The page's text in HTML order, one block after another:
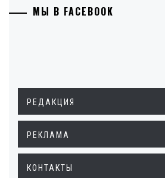
МЫ В FACEBOOK
РЕДАКЦИЯ
РЕКЛАМА
КОНТАКТЫ